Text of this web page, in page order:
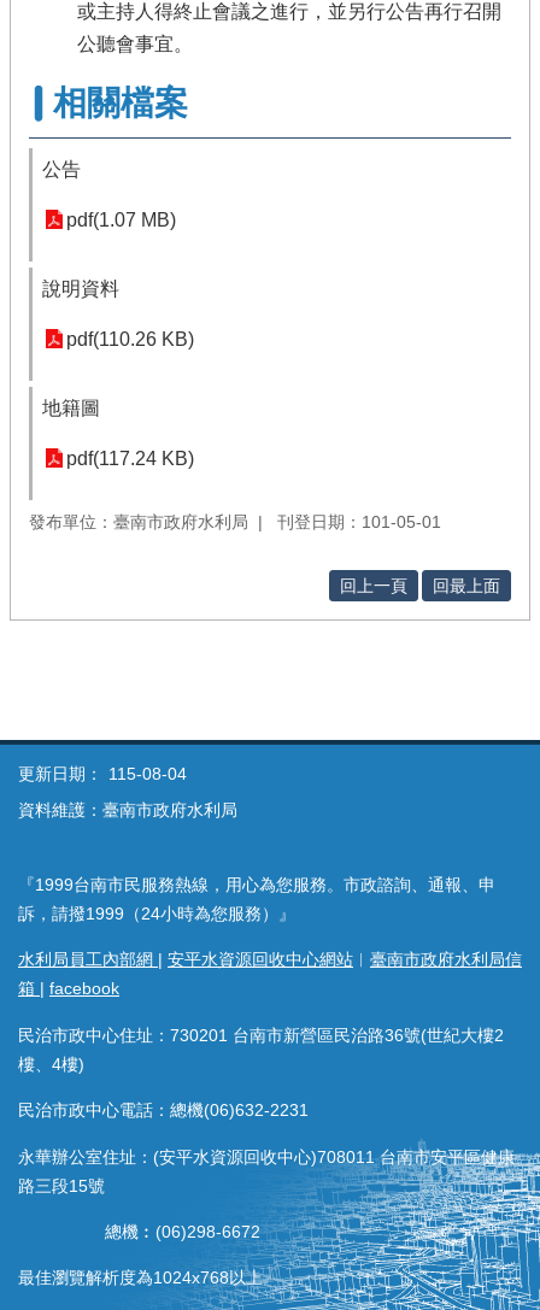
或主持人得終止會議之進行，並另行公告再行召開
公聽會事宜。
相關檔案
公告
pdf(1.07 MB)
說明資料
pdf(110.26 KB)
地籍圖
pdf(117.24 KB)
發布單位：臺南市政府水利局 刊登日期：101-05-01
回上一頁 回最上面
更新日期：
115-08-04
資料維護：臺南市政府水利局
『1999台南市民服務熱線，用心為您服務。市政諮詢、通報、申
訴，請撥1999（24小時為您服務）』
水利局員工內部網 | 安平水資源回收中心網站 ︱ 臺南市政府水利局信
箱 | facebook
民治市政中心住址：730201 台南市新營區民治路36號(世紀大樓2
樓、4樓)
民治市政中心電話：總機(06)632-2231
永華辦公室住址：(安平水資源回收中心)708011 台南市安平區健康
路三段15號
總機︰(06)298-6672
最佳瀏覽解析度為1024x768以上